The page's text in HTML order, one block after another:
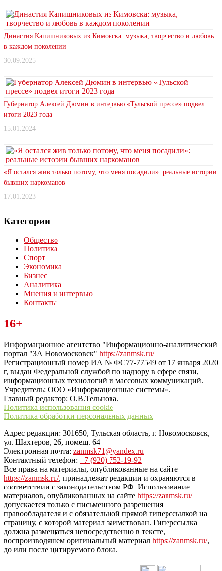
Династия Капишниковых из Кимовска: музыка, творчество и любовь
в каждом поколении
30.09.2025
Губернатор Алексей Дюмин в интервью «Тульской прессе» подвел
итоги 2023 года
15.01.2024
«Я остался жив только потому, что меня посадили»: реальные истории
бывших наркоманов
17.01.2023
Категории
Общество
Политика
Спорт
Экономика
Бизнес
Аналитика
Мнения и интервью
Контакты
Читайте последние новости дня в Тульской области на сайте
“ЗаНовомосковск”
16+
Информационное агентство "Информационно-аналитический
портал "ЗА Новомосковск" https://zanmsk.ru/
Регистрационный номер ИА № ФС77-77549 от 17 января 2020
г, выдан Федеральной службой по надзору в сфере связи,
информационных технологий и массовых коммуникаций.
Учредитель: ООО «Информационные системы».
Главный редактор: О.В.Тельнова.
Политика использования cookie
Политика обработки персональных данных
Адрес редакции: 301650, Тульская область, г. Новомосковск,
ул. Шахтеров, 26, помещ. 64
Электронная почта: zanmsk71@yandex.ru
Контактный телефон: +7 (920) 752-19-92
Все права на материалы, опубликованные на сайте
https://zanmsk.ru/, принадлежат редакции и охраняются в
соответствии с законодательством РФ. Использование
материалов, опубликованных на сайте https://zanmsk.ru/
допускается только с письменного разрешения
правообладателя и с обязательной прямой гиперссылкой на
страницу, с которой материал заимствован. Гиперссылка
должна размещаться непосредственно в тексте,
воспроизводящем оригинальный материал https://zanmsk.ru/,
до или после цитируемого блока.